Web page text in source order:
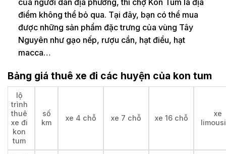
điểm không thể bỏ qua. Tại đây, bạn có thể mua
được những sản phẩm đặc trưng của vùng Tây
Nguyên như gạo nếp, rượu cần, hạt điều, hạt
macca…
Bảng giá thuê xe đi các huyện của kon tum
lộ
trình
thuê
xe đi
kon
tum
số
km
xe 4 chỗ xe 7 chỗ xe 16 chỗ
xe